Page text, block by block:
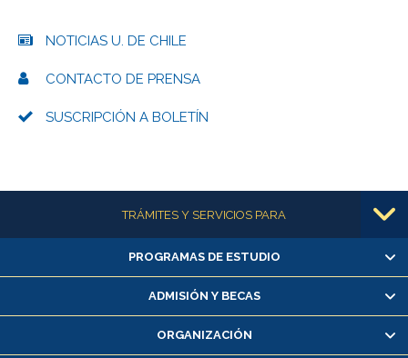
NOTICIAS U. DE CHILE
CONTACTO DE PRENSA
SUSCRIPCIÓN A BOLETÍN
Más informaciónTRÁMITES Y SERVICIOS PARA
Alumnas/os y exalumnas/os
Matrícula en línea
Inscripción y cambio de asignaturas
Consulta y certificado de notas
PROGRAMAS DE ESTUDIO
ADMISIÓN Y BECAS
ORGANIZACIÓN